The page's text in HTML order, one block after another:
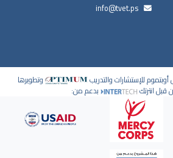
info@tvet.ps
للإستشارات والتدريب وتطويرها
قبل انترتك بدعم من: